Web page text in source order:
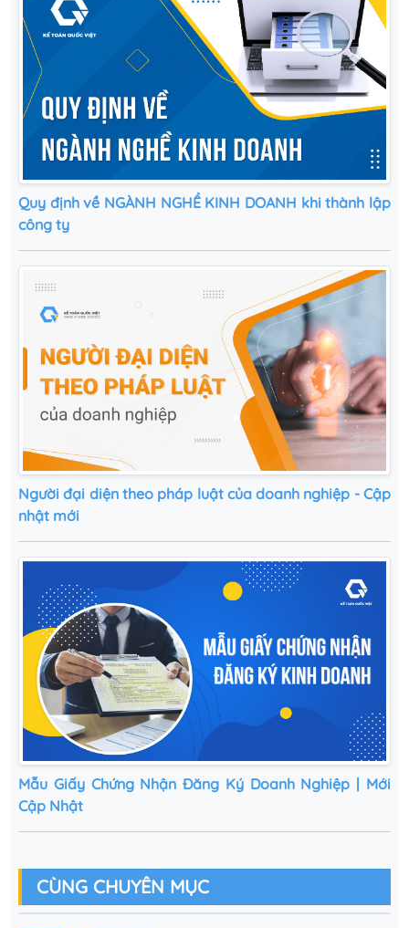
Quy định về NGÀNH NGHỀ KINH DOANH khi thành lập
công ty
Người đại diện theo pháp luật của doanh nghiệp - Cập
nhật mới
Mẫu Giấy Chứng Nhận Đăng Ký Doanh Nghiệp | Mới
Cập Nhật
CÙNG CHUYÊN MỤC